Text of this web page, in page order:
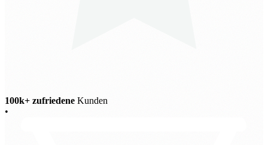
100k+ zufriedene Kunden
•